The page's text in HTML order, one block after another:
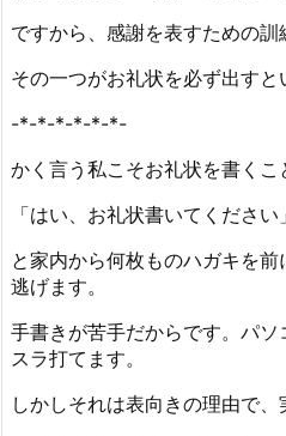
ですから、感謝を表すための訓
その一つがお礼状を必ず出すと
-*-*-*-*-*-*-
かく言う私こそお礼状を書くこ
「はい、お礼状書いてください」
と家内から何枚ものハガキを
逃げます。
手書きが苦手だからです。パ
スラ打てます。
しかしそれは表向きの理由で、